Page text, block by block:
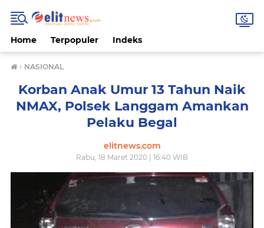
Home Terpopuler Indeks
› NASIONAL
Korban Anak Umur 13 Tahun Naik
NMAX, Polsek Langgam Amankan
Pelaku Begal
elitnews.com
Rabu, 18 Maret 2020 | 16:40 WIB